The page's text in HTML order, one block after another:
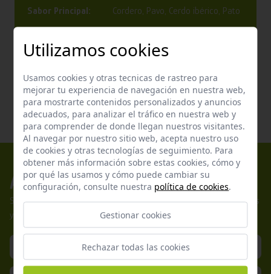
Sabor Principal:
Cordero, Pavo, Cerdo ibérico, Pato
EAN:
8413037372231
Apúntate a nuestros boletines
Suscríbete a nuestra newsletter y no te pierdas nuestras ofertas
y promociones exclusivas.
Utilizamos cookies
Usamos cookies y otras tecnicas de rastreo para
mejorar tu experiencia de navegación en nuestra web,
para mostrarte contenidos personalizados y anuncios
adecuados, para analizar el tráfico en nuestra web y
para comprender de donde llegan nuestros visitantes.
Al navegar por nuestro sitio web, acepta nuestro uso
de cookies y otras tecnologías de seguimiento. Para
obtener más información sobre estas cookies, cómo y
por qué las usamos y cómo puede cambiar su
configuración, consulte nuestra política de cookies.
Gestionar cookies
Rechazar todas las cookies